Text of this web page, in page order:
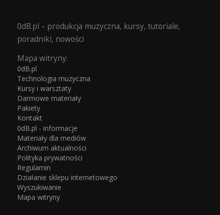
0dB.pl – produkcja muzyczna, kursy, tutoriale,
poradniki, nowości
Mapa witryny:
0dB.pl
Technologia muzyczna
Kursy i warsztaty
Darmowe materiały
Pakiety
Kontakt
0dB.pl - informacje
Materiały dla mediów
Archiwum aktualności
Polityka prywatności
Regulamin
Działanie sklepu internetowego
Wyszukiwanie
Mapa witryny